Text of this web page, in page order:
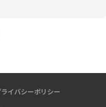
イバシーポリシー